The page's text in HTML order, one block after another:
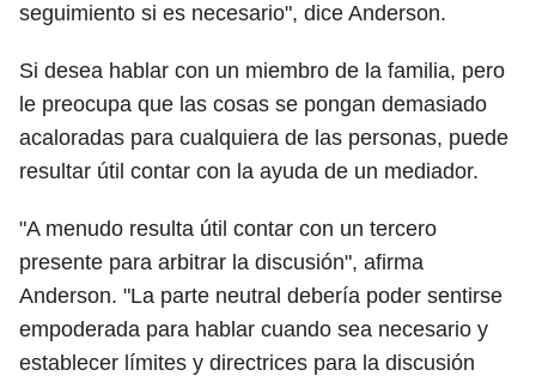
seguimiento si es necesario", dice Anderson.
Si desea hablar con un miembro de la familia, pero
le preocupa que las cosas se pongan demasiado
acaloradas para cualquiera de las personas, puede
resultar útil contar con la ayuda de un mediador.
"A menudo resulta útil contar con un tercero
presente para arbitrar la discusión", afirma
Anderson. "La parte neutral debería poder sentirse
empoderada para hablar cuando sea necesario y
establecer límites y directrices para la discusión